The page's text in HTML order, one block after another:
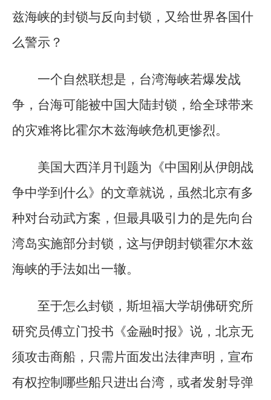
兹海峡的封锁与反向封锁，又给世界各国什
么警示？
一个自然联想是，台湾海峡若爆发战
争，台海可能被中国大陆封锁，给全球带来
的灾难将比霍尔木兹海峡危机更惨烈。
美国大西洋月刊题为《中国刚从伊朗战
争中学到什么》的文章就说，虽然北京有多
种对台动武方案，但最具吸引力的是先向台
湾岛实施部分封锁，这与伊朗封锁霍尔木兹
海峡的手法如出一辙。
至于怎么封锁，斯坦福大学胡佛研究所
研究员傅立门投书《金融时报》说，北京无
须攻击商船，只需片面发出法律声明，宣布
有权控制哪些船只进出台湾，或者发射导弹